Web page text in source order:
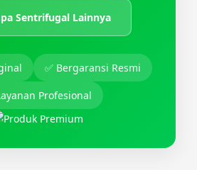
Sentrifugal Lainnya
✅ Bergaransi Resmi
Profesional